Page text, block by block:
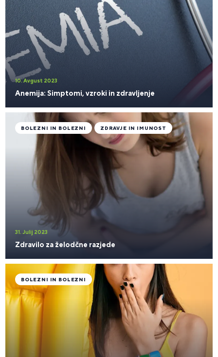
10. Avgust 2023
Anemija: Simptomi, vzroki in zdravljenje
31. Julij 2023
Zdravilo za želodčne razjede
BOLEZNI IN BOLEZNI ZDRAVJE IN IMUNOST
BOLEZNI IN BOLEZNI